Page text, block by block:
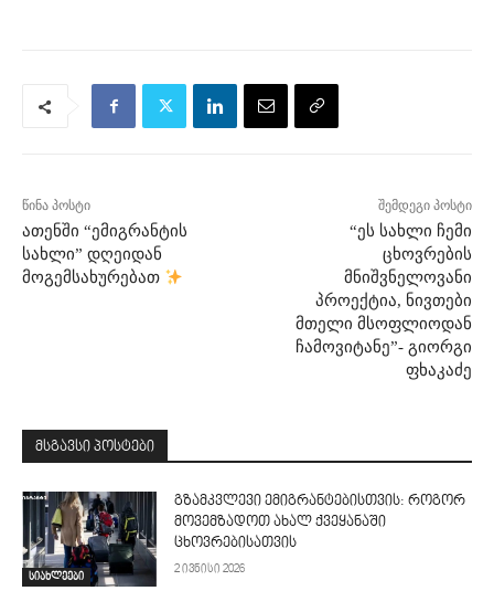
წინა პოსტი
ათენში “ემიგრანტის
სახლი” დღეიდან
მოგემსახურებათ
შემდეგი პოსტი
“ეს სახლი ჩემი
ცხოვრების
მნიშვნელოვანი
პროექტია, ნივთები
მთელი მსოფლიოდან
ჩამოვიტანე”- გიორგი
ფხაკაძე
მსგავსი პოსტები
სიახლეები
გზამკვლევი ემიგრანტებისთვის: როგორ
მოვემზადოთ ახალ ქვეყანაში
ცხოვრებისათვის
2 ივნისი 2026